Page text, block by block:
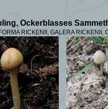
Ockerblasses
RICKENII, GALERA RICKENII,